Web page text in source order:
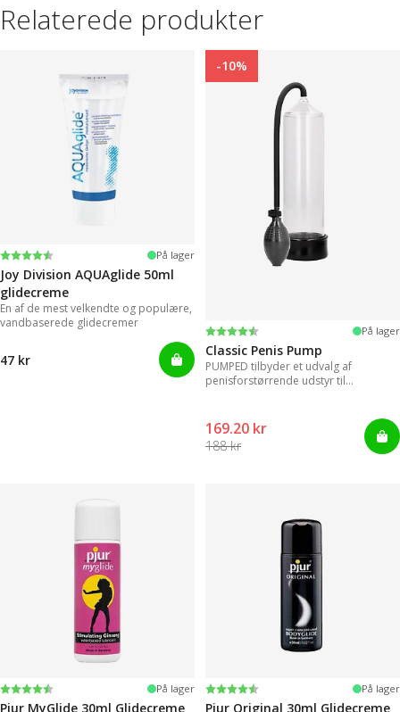
Relaterede produkter
Vurdering:
4.2 ud af 5 stjerner På lager
Joy Division AQUAglide 50ml
glidecreme
En af de mest velkendte og populære,
vandbaserede glidecremer
47 kr
-10%
Vurdering:
4.3 ud af 5 stjerner På lager
Classic Penis Pump
PUMPED tilbyder et udvalg af
penisforstørrende udstyr til
169.20 kr
188 kr
Vurdering:
4.2 ud af 5 stjerner På lager
Pjur MyGlide 30ml Glidecreme
Vurdering:
4.2 ud af 5 stjerner På lager
Pjur Original 30ml Glidecreme